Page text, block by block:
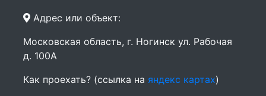
Адрес или объект:
Московская область, г. Ногинск ул. Рабочая
д. 100А
Как проехать? (ссылка на яндекс картах)